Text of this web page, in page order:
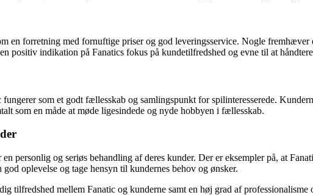
en forretning med fornuftige priser og god leveringsservice. Nogle
positiv indikation på Fanatics fokus på kundetilfredshed og evne til at
fungerer som et godt fællesskab og samlingspunkt for spilinteresserede.
som en måde at møde ligesindede og nyde hobbyen i fællesskab.
personlig og seriøs behandling af deres kunder. Der er eksempler på, at
oplevelse og tage hensyn til kundernes behov og ønsker.
tilfredshed mellem Fanatic og kunderne samt en høj grad af professionalisme